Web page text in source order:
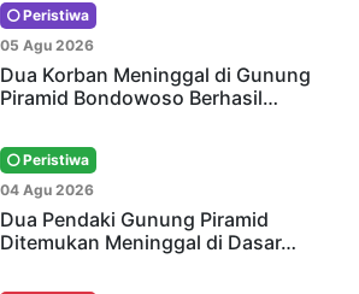
Peristiwa
05 Agu 2026
Dua Korban Meninggal di Gunung
Piramid Bondowoso Berhasil…
Peristiwa
04 Agu 2026
Dua Pendaki Gunung Piramid
Ditemukan Meninggal di Dasar…